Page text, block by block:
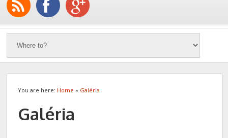
You are here: Home » Galéria
Galéria